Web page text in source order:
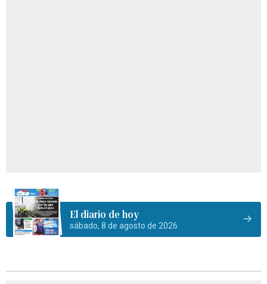
El diario de hoy
sábado, 8 de agosto de 2026